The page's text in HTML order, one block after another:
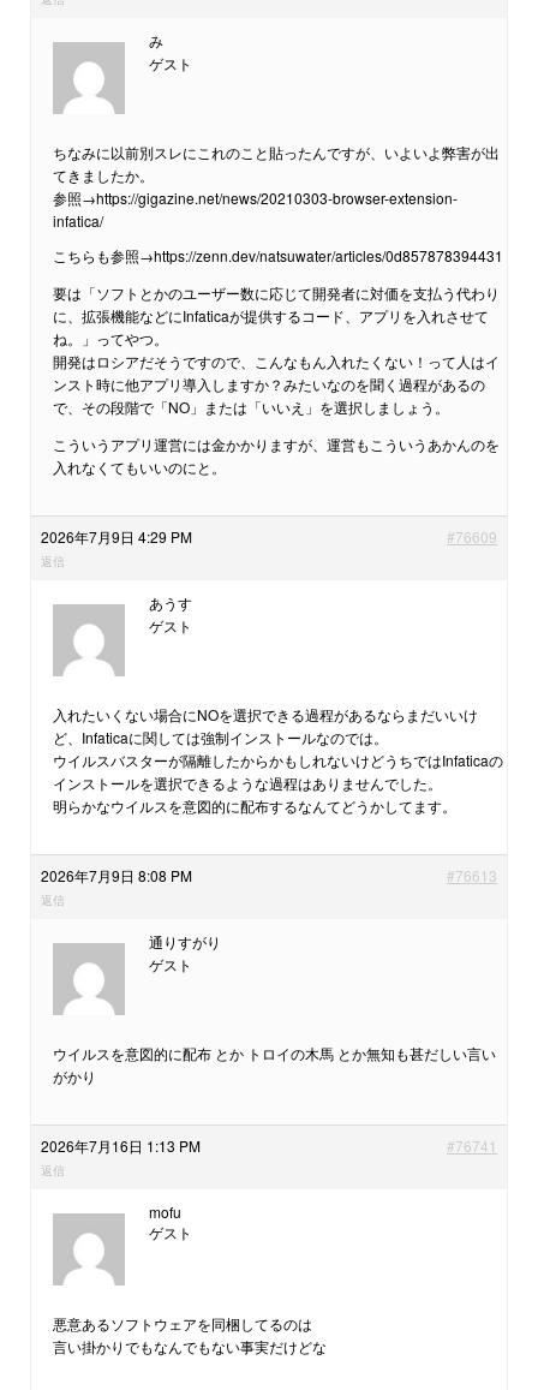
み
ゲスト
ちなみに以前別スレにこれのこと貼ったんですが、いよいよ弊害が出
てきましたか。
参照→https://gigazine.net/news/20210303-browser-extension-
infatica/
こちらも参照→https://zenn.dev/natsuwater/articles/0d857878394431
要は「ソフトとかのユーザー数に応じて開発者に対価を支払う代わり
に、拡張機能などにInfaticaが提供するコード、アプリを入れさせて
ね。」ってやつ。
開発はロシアだそうですので、こんなもん入れたくない！って人はイ
ンスト時に他アプリ導入しますか？みたいなのを聞く過程があるの
で、その段階で「NO」または「いいえ」を選択しましょう。
こういうアプリ運営には金かかりますが、運営もこういうあかんのを
入れなくてもいいのにと。
2026年7月9日 4:29 PM #76609
返信
あうす
ゲスト
入れたいくない場合にNOを選択できる過程があるならまだいいけ
ど、Infaticaに関しては強制インストールなのでは。
ウイルスバスターが隔離したからかもしれないけどうちではInfaticaの
インストールを選択できるような過程はありませんでした。
明らかなウイルスを意図的に配布するなんてどうかしてます。
2026年7月9日 8:08 PM #76613
返信
通りすがり
ゲスト
ウイルスを意図的に配布 とか トロイの木馬 とか無知も甚だしい言い
がかり
2026年7月16日 1:13 PM #76741
返信
mofu
ゲスト
悪意あるソフトウェアを同梱してるのは
言い掛かりでもなんでもない事実だけどな